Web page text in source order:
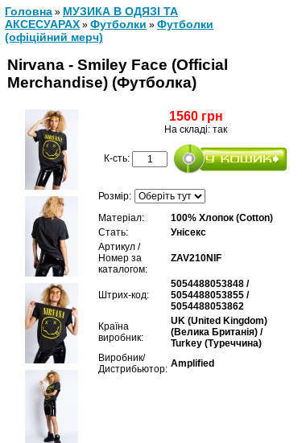
Головна » МУЗИКА В ОДЯЗІ ТА
АКСЕСУАРАХ » Футболки » Футболки
(офіційний мерч)
Nirvana - Smiley Face (Official
Merchandise) (Футболка)
1560 грн
На складі: так
К-сть:
Розмір:
Матеріал:
100% Хлопок (Cotton)
Стать:
Унісекс
Артикул /
Номер за
каталогом:
ZAV210NIF
Штрих-код:
5054488053848 /
5054488053855 /
5054488053862
Країна
виробник:
UK (United Kingdom)
(Велика Британія) /
Turkey (Туреччина)
Виробник/
Дистрибьютор: Amplified